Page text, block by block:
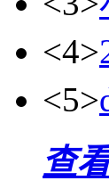
<4>
<5>
查